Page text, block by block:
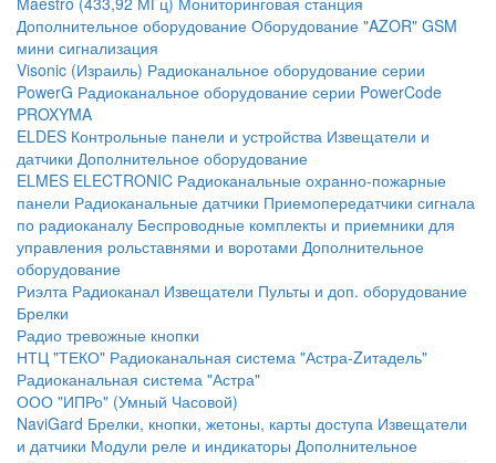
Дополнительное оборудование Оборудование "AZOR" GSM
мини сигнализация
Visonic (Израиль) Радиоканальное оборудование серии
PowerG Радиоканальное оборудование серии PowerCode
PROXYMA
ELDES Контрольные панели и устройства Извещатели и
датчики Дополнительное оборудование
ELMES ELECTRONIC Радиоканальные охранно-пожарные
панели Радиоканальные датчики Приемопередатчики сигнала
по радиоканалу Беспроводные комплекты и приемники для
управления рольставнями и воротами Дополнительное
оборудование
Риэлта Радиоканал Извещатели Пульты и доп. оборудование
Брелки
Радио тревожные кнопки
НТЦ "ТЕКО" Радиоканальная система "Астра-Zитадель"
Радиоканальная система "Астра"
ООО "ИПРо" (Умный Часовой)
NaviGard Брелки, кнопки, жетоны, карты доступа Извещатели
и датчики Модули реле и индикаторы Дополнительное